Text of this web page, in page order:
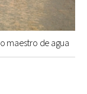
maestro de agua